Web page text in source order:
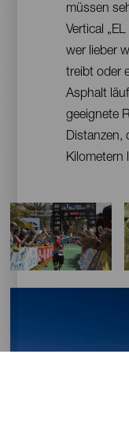
müssen
Vertical
wer lieber
treibt oder
Asphalt
geeignete
Distanzen,
Kilometern
Imágenes